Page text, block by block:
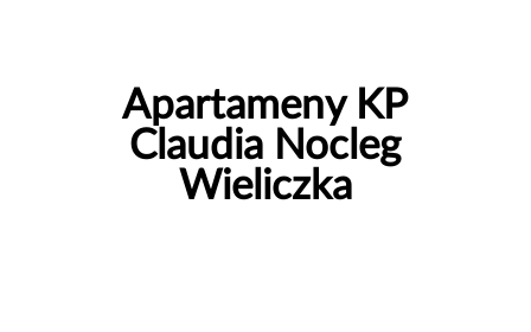
Apartameny KP
Claudia Nocleg
Wieliczka